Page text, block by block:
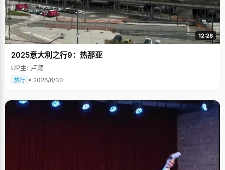
12:28
2025意大利之行9：热那亚
UP主: 卢颖
旅行 • 2026/6/30